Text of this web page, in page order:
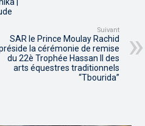
Suivant
SAR le Prince Moulay Rachid
la cérémonie de remise
du 22è Trophée Hassan II des
arts équestres traditionnels
“Tbourida”